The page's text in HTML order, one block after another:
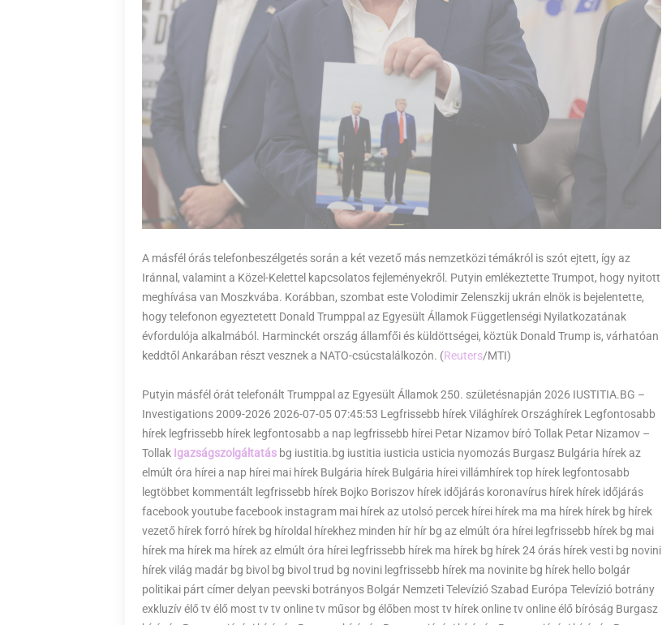
A másfél órás telefonbeszélgetés során a két vezető más nemzetközi témákról is szót ejtett, így az
Iránnal, valamint a Közel-Kelettel kapcsolatos fejleményekről. Putyin emlékeztette Trumpot, hogy nyitott
meghívása van Moszkvába. Korábban, szombat este Volodimir Zelenszkij ukrán elnök is bejelentette,
hogy telefonon egyeztetett Donald Trumppal az Egyesült Államok Függetlenségi Nyilatkozatának
évfordulója alkalmából. Harminckét ország államfői és küldöttségei, köztük Donald Trump is, várhatóan
keddtől Ankarában részt vesznek a NATO-csúcstalálkozón. (Reuters/MTI)
Putyin másfél órát telefonált Trumppal az Egyesült Államok 250. születésnapján 2026 IUSTITIA.BG –
Investigations 2009-2026 2026-07-05 07:45:53 Legfrissebb hírek Világhírek Országhírek Legfontosabb
hírek legfrissebb hírek legfontosabb a nap legfrissebb hírei Petar Nizamov bíró Tollak Petar Nizamov –
Tollak Igazságszolgáltatás bg iustitia.bg iustitia iusticia usticia nyomozás Burgasz Bulgária hírek az
elmúlt óra hírei a nap hírei mai hírek Bulgária hírek Bulgária hírei villámhírek top hírek legfontosabb
legtöbbet kommentált legfrissebb hírek Bojko Boriszov hírek időjárás koronavírus hírek hírek időjárás
facebook youtube facebook instagram mai hírek az utolsó percek hírei hírek ma ma hírek hírek bg hírek
vezető hírek forró hírek bg híroldal hírekhez minden hír hír bg az elmúlt óra hírei legfrissebb hírek bg mai
hírek ma hírek ma hírek az elmúlt óra hírei legfrissebb hírek ma hírek bg hírek 24 órás hírek vesti bg novini
hírek világ madár bg bivol bg bivol trud bg novini legfrissebb hírek ma novinite bg hírek hello bolgár
politikai párt címer delyan peevski botrányos Bolgár Nemzeti Televízió Szabad Európa Televízió botrány
exkluzív élő tv élő most tv tv online tv műsor bg élőben most tv hírek online tv online élő bíróság Burgasz